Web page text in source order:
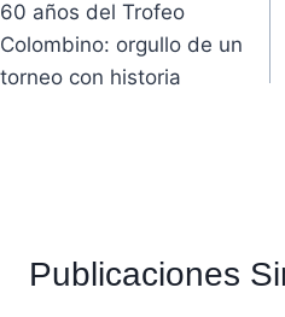
de
entradas
60 años del Trofeo
Colombino: orgullo de un
torneo con historia
Publicaciones